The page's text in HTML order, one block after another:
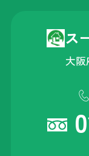
ス
大阪